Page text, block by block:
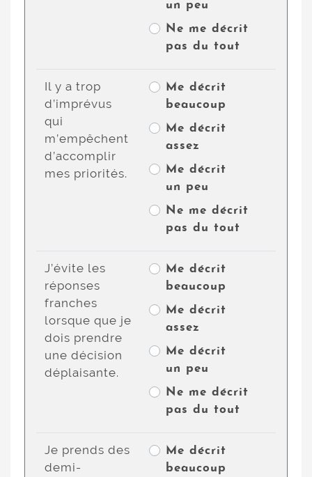
un peu
Ne me décrit
pas du tout
Il y a trop
d’imprévus
qui
m’empêchent
d’accomplir
mes priorités.
Me décrit
beaucoup
Me décrit
assez
Me décrit
un peu
Ne me décrit
pas du tout
J’évite les
réponses
franches
lorsque que je
dois prendre
une décision
déplaisante.
Me décrit
beaucoup
Me décrit
assez
Me décrit
un peu
Ne me décrit
pas du tout
Je prends des
demi-
Me décrit
beaucoup